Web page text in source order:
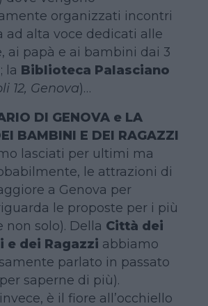
organizzati incontri
ad alta voce dedicati alle
ai papà e ai bambini dai 3
la Biblioteca Palasciano
12, Genova)…
DI GENOVA e LA
BAMBINI E DEI RAGAZZI
lasciati per ultimi ma
le attrazioni di
a Genova per
le proposte per i più
non solo). Della Città dei
e dei Ragazzi abbiamo
parlato in passato
per saperne di più).
è il fiore all’occhiello